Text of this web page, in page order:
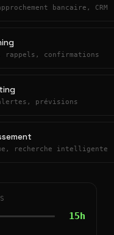
bancaire, CRM
rappels, confirmations
alertes, prévisions
recherche intelligente
15h